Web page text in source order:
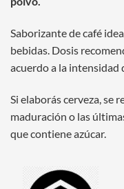
Saborizante de café
bebidas. Dosis
acuerdo a la intensidad
Si elaborás cerveza, se
maduración o las
que contiene azúcar.